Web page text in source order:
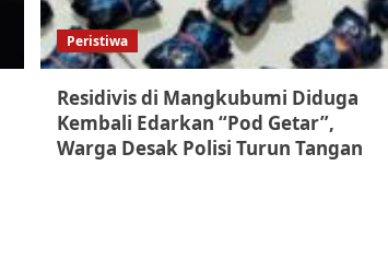
Peristiwa
Residivis di Mangkubumi Diduga
Kembali Edarkan “Pod Getar”,
Warga Desak Polisi Turun Tangan